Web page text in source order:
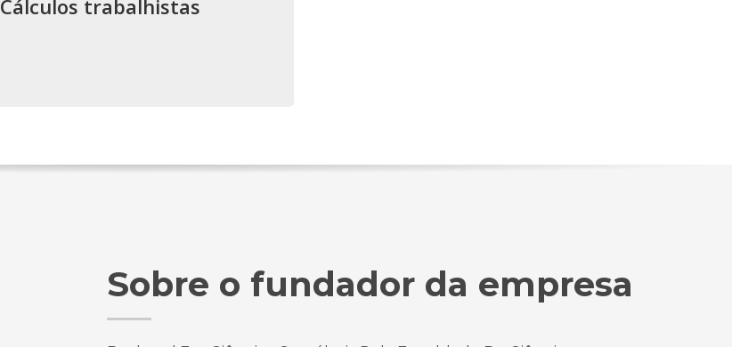
Cálculos trabalhistas
Sobre o fundador da empresa